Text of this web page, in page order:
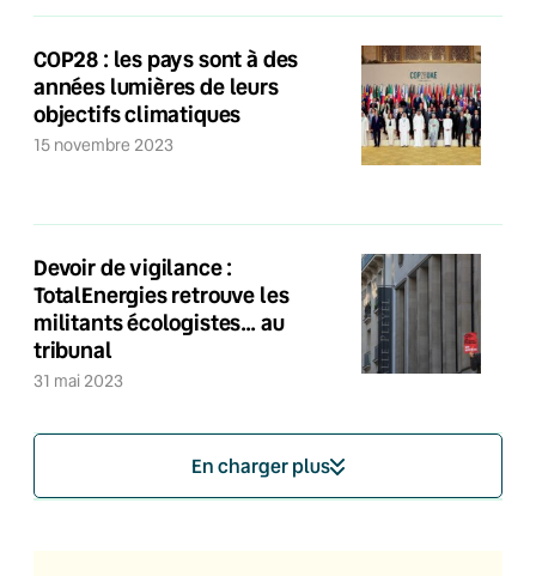
COP28 : les pays sont à des
années lumières de leurs
objectifs climatiques
15 novembre 2023
Devoir de vigilance :
TotalEnergies retrouve les
militants écologistes… au
tribunal
31 mai 2023
En charger plus